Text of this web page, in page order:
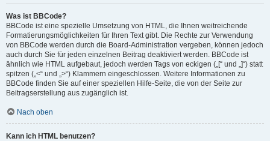
Was ist BBCode?
BBCode ist eine spezielle Umsetzung von HTML, die Ihnen weitreichende
Formatierungsmöglichkeiten für Ihren Text gibt. Die Rechte zur Verwendung
von BBCode werden durch die Board-Administration vergeben, können jedoch
auch durch Sie für jeden einzelnen Beitrag deaktiviert werden. BBCode ist
ähnlich wie HTML aufgebaut, jedoch werden Tags von eckigen („[“ und „]“) statt
spitzen („<“ und „>“) Klammern eingeschlossen. Weitere Informationen zu
BBCode finden Sie auf einer speziellen Hilfe-Seite, die von der Seite zur
Beitragserstellung aus zugänglich ist.
Nach oben
Kann ich HTML benutzen?